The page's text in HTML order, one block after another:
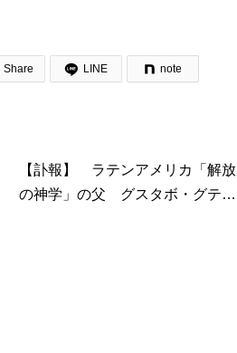
Share LINE note
【訃報】 ラテンアメリカ「解放
の神学」の父 グスタボ・グティ